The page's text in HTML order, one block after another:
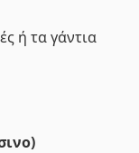
ή τα γάντια